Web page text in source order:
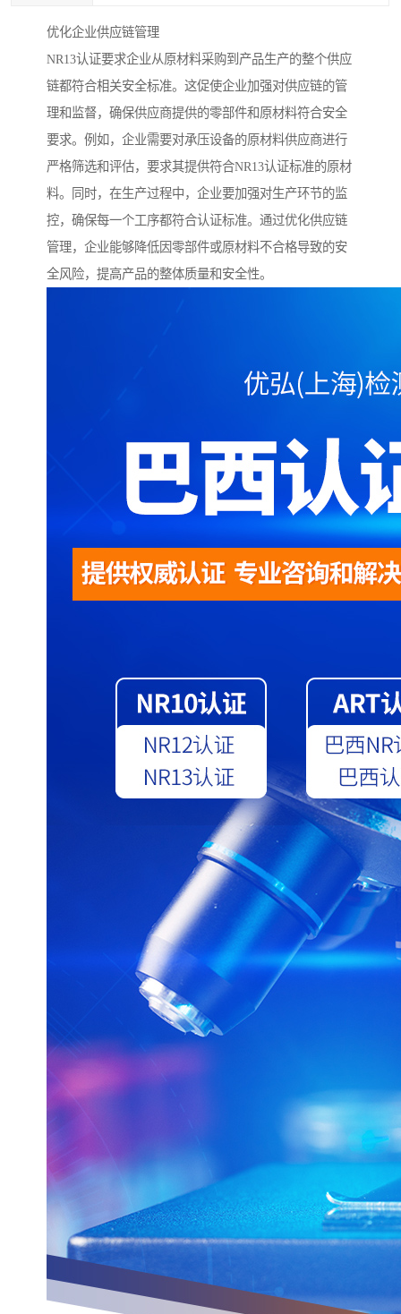
优化企业供应链管理
NR13认证要求企业从原材料采购到产品生产的整个供应
链都符合相关安全标准。这促使企业加强对供应链的管
理和监督，确保供应商提供的零部件和原材料符合安全
要求。例如，企业需要对承压设备的原材料供应商进行
严格筛选和评估，要求其提供符合NR13认证标准的原材
料。同时，在生产过程中，企业要加强对生产环节的监
控，确保每一个工序都符合认证标准。通过优化供应链
管理，企业能够降低因零部件或原材料不合格导致的安
全风险，提高产品的整体质量和安全性。